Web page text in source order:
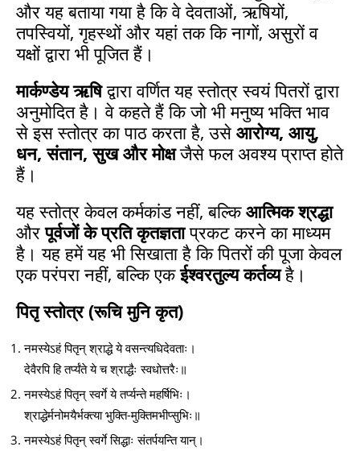
और यह बताया गया है कि वे देवताओं, ऋषियों,
तपस्वियों, गृहस्थों और यहां तक कि नागों, असुरों व
यक्षों द्वारा भी पूजित हैं।
मार्कण्डेय ऋषिद्वारा वर्णित यह स्तोत्र स्वयं पितरों द्वारा
अनुमोदित है। वे कहते हैं कि जो भी मनुष्य भक्ति भाव
से इस स्तोत्र का पाठ करता है, उसे आरोग्य, आयु,
धन, संतान, सुख और मोक्षजैसे फल अवश्य प्राप्त होते
हैं।
यह स्तोत्र केवल कर्मकांड नहीं, बल्किआत्मिक श्रद्धा
औरपूर्वजों के प्रति कृतज्ञताप्रकट करने का माध्यम
है। यह हमें यह भी सिखाता है कि पितरों की पूजा केवल
एक परंपरा नहीं, बल्कि एकईश्वरतुल्य कर्तव्यहै।
पितृ स्तोत्र (रूचि मुनि कृत)
नमस्येऽहं पितृन् श्राद्धे ये वसन्त्यधिदेवताः।
देवैरपि हि तर्प्यंते ये च श्राद्धैः स्वधोत्तरैः॥
नमस्येऽहं पितृन् स्वर्गे ये तर्प्यन्ते महर्षिभिः।
श्राद्धेर्मनोमयैर्भक्त्या भुक्ति-मुक्तिमभीप्सुभिः॥
नमस्येऽहं पितृन् स्वर्गे सिद्धाः संतर्पयन्ति यान्।